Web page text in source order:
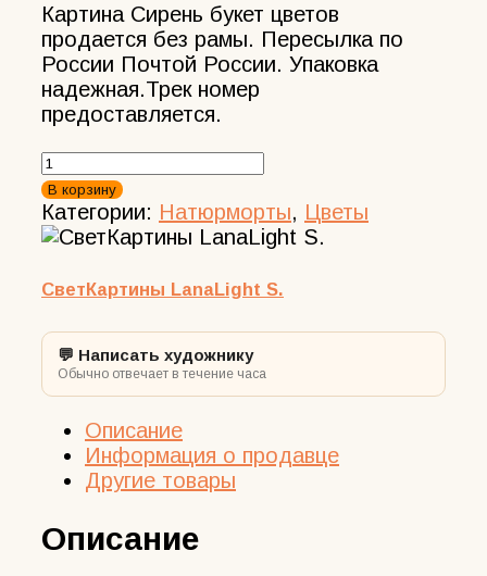
Картина Сирень букет цветов
продается без рамы. Пересылка по
России Почтой России. Упаковка
надежная.Трек номер
предоставляется.
Количество
товара
Картина
Сирень
цветов
на
холсте
В корзину
Категории: Натюрморты, Цветы
СветКартины LanaLight S.
💬 Написать художнику
Обычно отвечает в течение часа
Описание
Информация о продавце
Другие товары
Описание